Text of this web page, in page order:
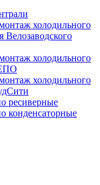
холодильного
Велозаводского
холодильного
холодильного
ресиверные
конденсаторные